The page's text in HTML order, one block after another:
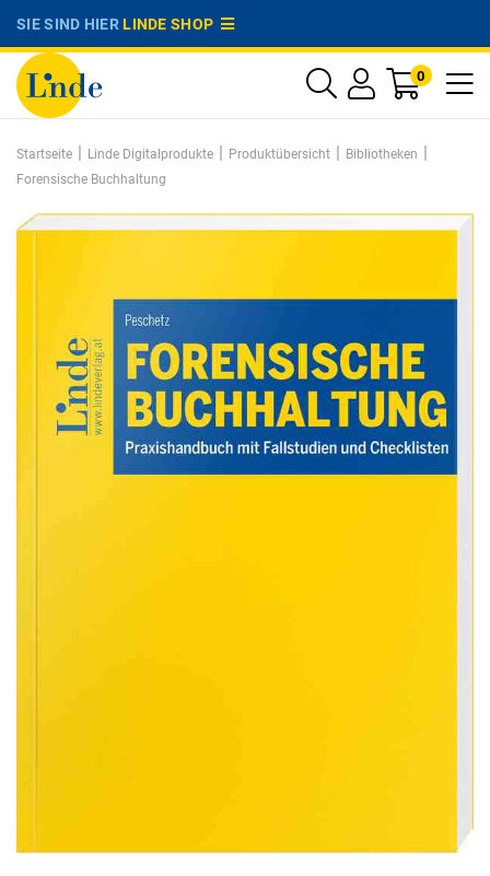
SIE SIND HIERLINDE SHOP
0
Startseite | Linde Digitalprodukte | Produktübersicht | Bibliotheken |
Forensische Buchhaltung